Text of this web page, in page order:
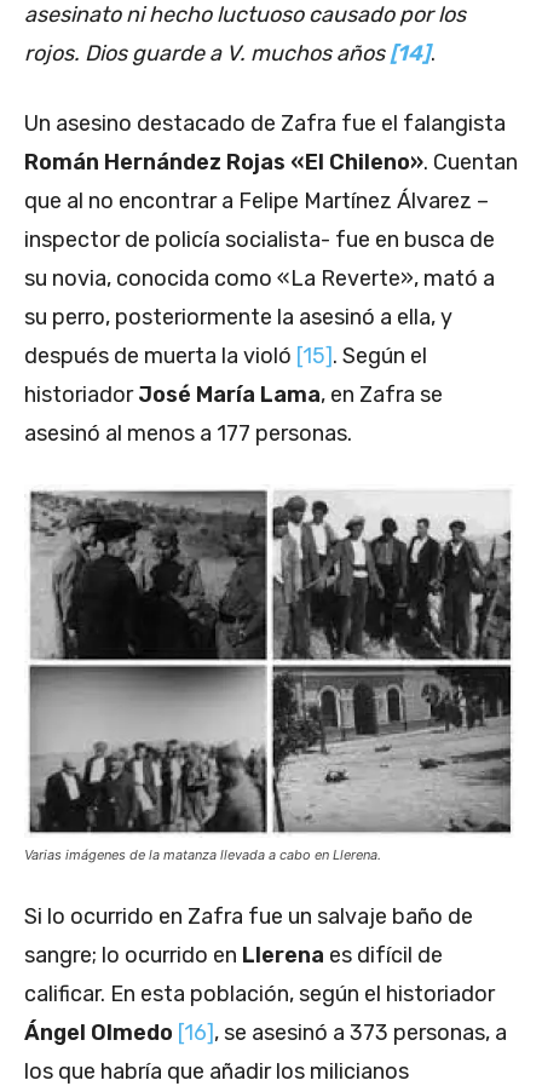
asesinato ni hecho luctuoso causado por los
rojos. Dios guarde a V. muchos años[14].
Un asesino destacado de Zafra fue el falangista
Román Hernández Rojas «El Chileno». Cuentan
que al no encontrar a Felipe Martínez Álvarez –
inspector de policía socialista- fue en busca de
su novia, conocida como «La Reverte», mató a
su perro, posteriormente la asesinó a ella, y
después de muerta la violó [15]. Según el
historiadorJosé María Lama, en Zafra se
asesinó al menos a 177 personas.
Varias imágenes de la matanza llevada a cabo en Llerena.
Si lo ocurrido en Zafra fue un salvaje baño de
sangre; lo ocurrido en Llerena es difícil de
calificar. En esta población, según el historiador
Ángel Olmedo [16], se asesinó a 373 personas, a
los que habría que añadir los milicianos